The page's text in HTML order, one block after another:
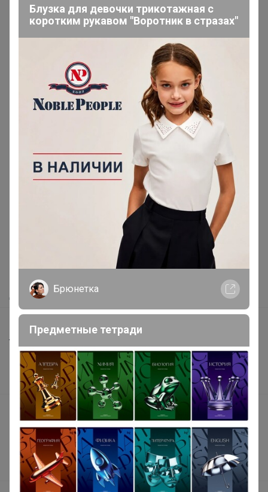
Медали 5
Номинировать на медаль
1 1
1
Реклама
Доставка
Шоурумы
Торговые марки
Наша команда
В наличии
Подарочные сертификаты
Реклама на сайте
Поставщикам
Вакансии
Блузка для девочки трикотажная с
коротким рукавом "Воротник в стразах"
Брюнетка
Предметные тетради